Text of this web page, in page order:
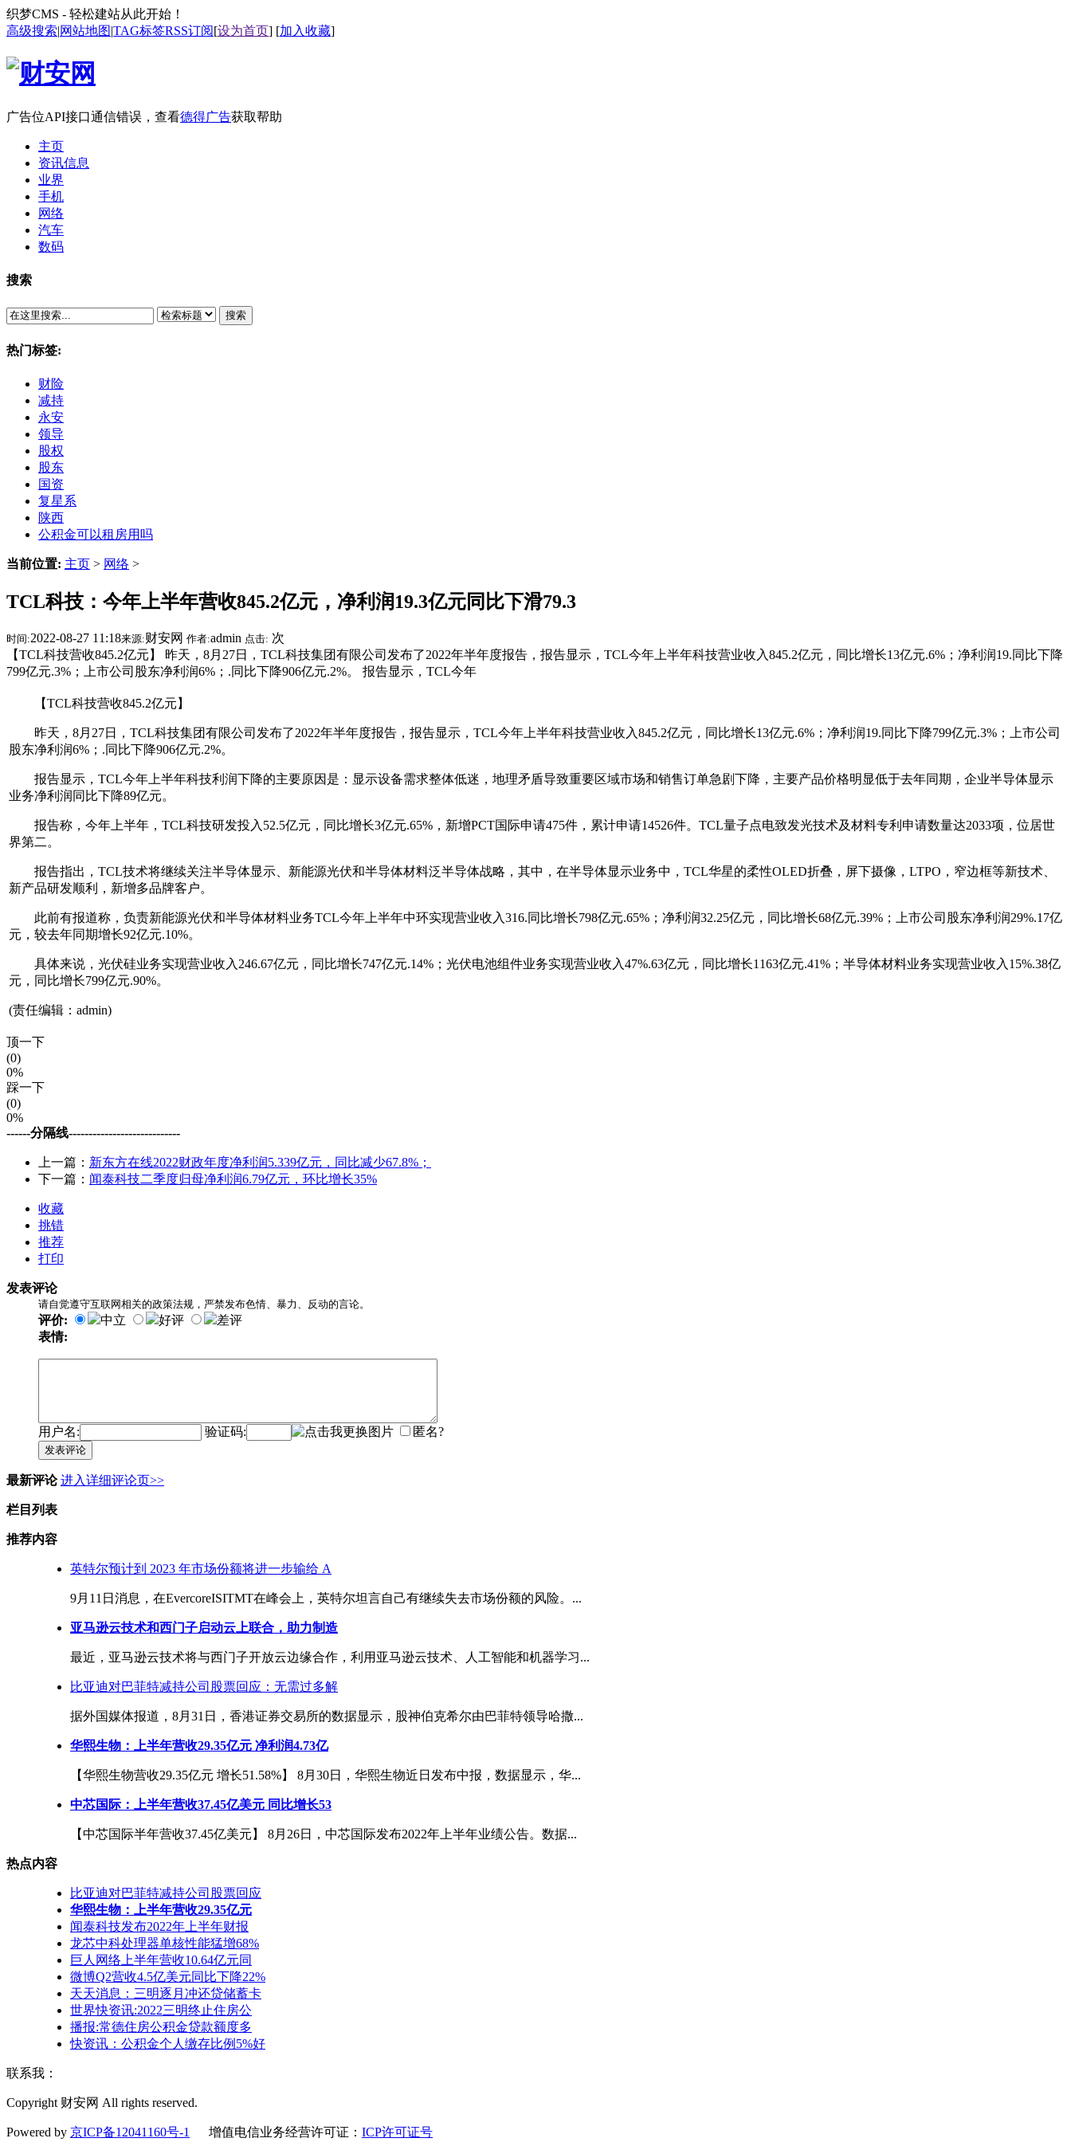
织梦CMS - 轻松建站从此开始！
高级搜索|网站地图|TAG标签RSS订阅[设为首页] [加入收藏]
广告位API接口通信错误，查看德得广告获取帮助
主页
资讯信息
业界
手机
网络
汽车
数码
搜索
搜索
热门标签:
财险
减持
永安
领导
股权
股东
国资
复星系
陕西
公积金可以租房用吗
当前位置: 主页 > 网络 >
TCL科技：今年上半年营收845.2亿元，净利润19.3亿元同比下滑79.3
时间:2022-08-27 11:18来源:财安网 作者:admin 点击: 次
【TCL科技营收845.2亿元】 昨天，8月27日，TCL科技集团有限公司发布了2022年半年度报告，报告显示，TCL今年上半年科技营业收入845.2亿元，同比增长13亿元.6%；净利润19.同比下降
799亿元.3%；上市公司股东净利润6%；.同比下降906亿元.2%。 报告显示，TCL今年
【TCL科技营收845.2亿元】
昨天，8月27日，TCL科技集团有限公司发布了2022年半年度报告，报告显示，TCL今年上半年科技营业收入845.2亿元，同比增长13亿元.6%；净利润19.同比下降799亿元.3%；上市公司
股东净利润6%；.同比下降906亿元.2%。
报告显示，TCL今年上半年科技利润下降的主要原因是：显示设备需求整体低迷，地理矛盾导致重要区域市场和销售订单急剧下降，主要产品价格明显低于去年同期，企业半导体显示
业务净利润同比下降89亿元。
报告称，今年上半年，TCL科技研发投入52.5亿元，同比增长3亿元.65%，新增PCT国际申请475件，累计申请14526件。TCL量子点电致发光技术及材料专利申请数量达2033项，位居世
界第二。
报告指出，TCL技术将继续关注半导体显示、新能源光伏和半导体材料泛半导体战略，其中，在半导体显示业务中，TCL华星的柔性OLED折叠，屏下摄像，LTPO，窄边框等新技术、
新产品研发顺利，新增多品牌客户。
此前有报道称，负责新能源光伏和半导体材料业务TCL今年上半年中环实现营业收入316.同比增长798亿元.65%；净利润32.25亿元，同比增长68亿元.39%；上市公司股东净利润29%.17亿
元，较去年同期增长92亿元.10%。
具体来说，光伏硅业务实现营业收入246.67亿元，同比增长747亿元.14%；光伏电池组件业务实现营业收入47%.63亿元，同比增长1163亿元.41%；半导体材料业务实现营业收入15%.38亿
元，同比增长799亿元.90%。
(责任编辑：admin)
顶一下
(0)
0%
踩一下
(0)
0%
------分隔线----------------------------
上一篇： 新东方在线2022财政年度净利润5.339亿元，同比减少67.8%；
下一篇： 闻泰科技二季度归母净利润6.79亿元，环比增长35%
收藏
挑错
推荐
打印
发表评论
请自觉遵守互联网相关的政策法规，严禁发布色情、暴力、反动的言论。
评价: 中立 好评
差评
表情:
用户名: 验证码: 匿名?
发表评论
最新评论 进入详细评论页>>
栏目列表
推荐内容
英特尔预计到 2023 年市场份额将进一步输给 A
9月11日消息，在EvercoreISITMT在峰会上，英特尔坦言自己有继续失去市场份额的风险。...
亚马逊云技术和西门子启动云上联合，助力制造
最近，亚马逊云技术将与西门子开放云边缘合作，利用亚马逊云技术、人工智能和机器学习...
比亚迪对巴菲特减持公司股票回应：无需过多解
据外国媒体报道，8月31日，香港证券交易所的数据显示，股神伯克希尔由巴菲特领导哈撒...
华熙生物：上半年营收29.35亿元 净利润4.73亿
【华熙生物营收29.35亿元 增长51.58%】 8月30日，华熙生物近日发布中报，数据显示，华...
中芯国际：上半年营收37.45亿美元 同比增长53
【中芯国际半年营收37.45亿美元】 8月26日，中芯国际发布2022年上半年业绩公告。数据...
热点内容
比亚迪对巴菲特减持公司股票回应
华熙生物：上半年营收29.35亿元
闻泰科技发布2022年上半年财报
龙芯中科处理器单核性能猛增68%
巨人网络上半年营收10.64亿元同
微博Q2营收4.5亿美元同比下降22%
天天消息：三明逐月冲还贷储蓄卡
世界快资讯:2022三明终止住房公
播报:常德住房公积金贷款额度多
快资讯：公积金个人缴存比例5%好
联系我：
Copyright 财安网 All rights reserved.
Powered by 京ICP备12041160号-1 增值电信业务经营许可证： ICP许可证号